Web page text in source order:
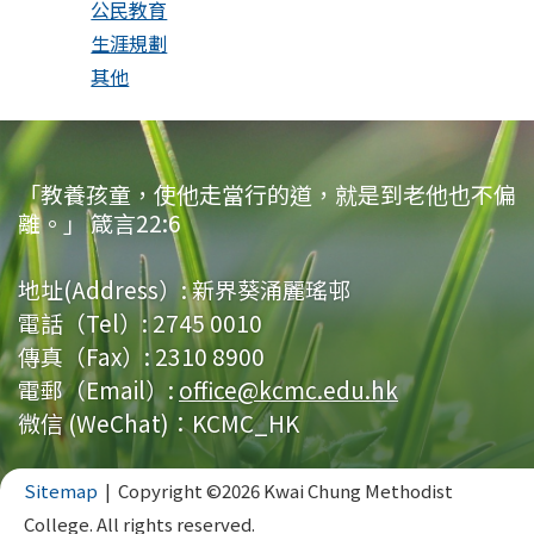
公民教育
生涯規劃
其他
「教養孩童，使他走當行的道，就是到老他也不偏
離。」 箴言22:6
地址(Address）:新界葵涌麗瑤邨
電話（Tel）:2745 0010
傳真（Fax）:2310 8900
電郵（Email）: office@kcmc.edu.hk
微信 (WeChat)：KCMC_HK
Sitemap | Copyright ©2026 Kwai Chung Methodist
College. All rights reserved.